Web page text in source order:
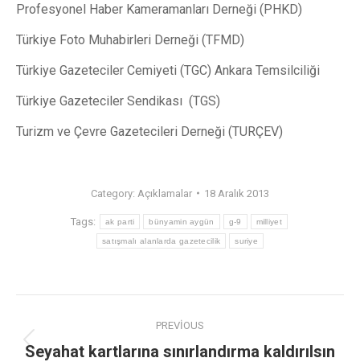
Profesyonel Haber Kameramanları Derneği (PHKD)
Türkiye Foto Muhabirleri Derneği (TFMD)
Türkiye Gazeteciler Cemiyeti (TGC) Ankara Temsilciliği
Türkiye Gazeteciler Sendikası (TGS)
Turizm ve Çevre Gazetecileri Derneği (TURÇEV)
Category: Açıklamalar 18 Aralık 2013
Tags: ak parti bünyamin aygün g-9 milliyet
satışmalı alanlarda gazetecilik suriye
PREVIOUS
Seyahat kartlarına sınırlandırma kaldırılsın